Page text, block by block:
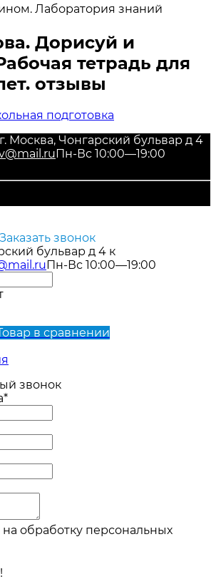
Лаборатория знаний
Дорисуй и
тетрадь для
отзывы
подготовка
г. Москва, Чонгарский бульвар д 4
Пн-Вс 10:00—19:00
Заказать звонок
бульвар д 4 к
Пн-Вс 10:00—19:00
в сравнении
звонок
обработку персональных